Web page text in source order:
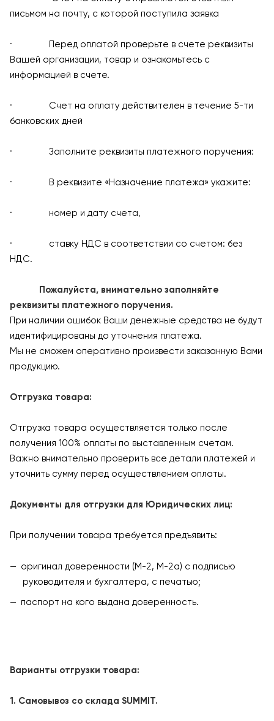
письмом на почту, с которой поступила заявка
· Перед оплатой проверьте в счете реквизиты
Вашей организации, товар и ознакомьтесь с
информацией в счете.
· Счет на оплату действителен в течение 5-ти
банковских дней
· Заполните реквизиты платежного поручения:
· В реквизите «Назначение платежа» укажите:
· номер и дату счета,
· ставку НДС в соответствии со счетом: без
НДС.
Пожалуйста, внимательно заполняйте
реквизиты платежного поручения.
При наличии ошибок Ваши денежные средства не будут
идентифицированы до уточнения платежа.
Мы не сможем оперативно произвести заказанную Вами
продукцию.
Отгрузка товара:
Отгрузка товара осуществляется только после
получения 100% оплаты по выставленным счетам.
Важно внимательно проверить все детали платежей и
уточнить сумму перед осуществлением оплаты.
Документы для отгрузки для Юридических лиц:
При получении товара требуется предъявить:
оригинал доверенности (М-2, М-2а) с подписью
руководителя и бухгалтера, с печатью;
паспорт на кого выдана доверенность.
Варианты отгрузки товара:
1. Самовывоз со склада SUMMIT.